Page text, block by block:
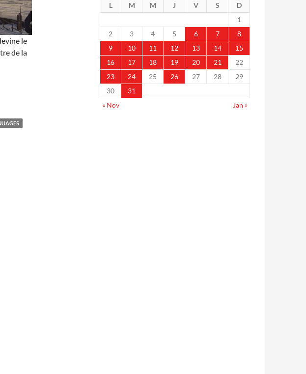
le
de la
L M M J V S
D
1
2
3 4 5 6 7
8
9
10 11 12 13 14
15
16
17 18 19 20 21
22
23
24 25 26 27 28
29
30
31
« Nov
Jan »